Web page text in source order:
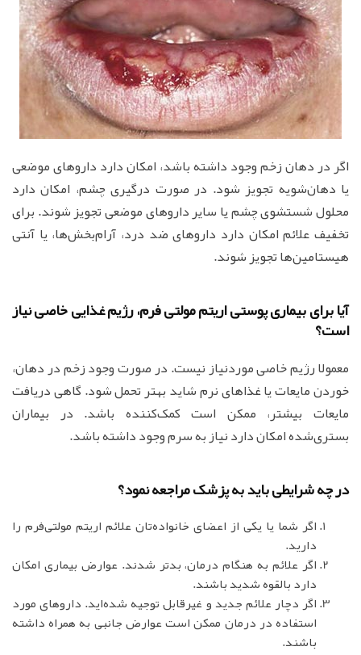
اگر در دهان‌ زخم‌ وجود داشته‌ باشد، امکان‌ دارد داروهای‌ موضعی‌
یا دهان‌شویه‌ تجویز شود. در صورت‌ درگیری‌ چشم‌، امکان‌ دارد
محلول‌ شستشوی‌ چشم‌ یا سایر داروهای‌ موضعی‌ تجویز شوند. برای‌
تخفیف‌ علائم‌ امکان‌ دارد داروهای‌ ضد درد، آرام‌بخش‌ها، یا آنتی
هیستامین‌ها تجویز شوند.
آیا برای بیماری پوستی اریتم مولتی فرم، رژیم‌ غذایی‌ خاصی نیاز
است؟
معمولا رژیم‌ خاصی‌ موردنیاز نیست‌. در صورت‌ وجود زخم‌ در دهان‌،
خوردن‌ مایعات‌ یا غذاهای‌ نرم‌ شاید بهتر تحمل‌ شود. گاهی‌ دریافت‌
مایعات‌ بیشتر، ممکن‌ است‌ کمک‌کننده‌ باشد. در بیماران‌
بستری‌شده‌ امکان‌ دارد نیاز به‌ سرم‌ وجود داشته‌ باشد.
در چه شرایطی باید به پزشک مراجعه نمود؟
اگر شما یا یکی از اعضای‌ خانواده‌‌تان علائم اریتم‌ مولتی‌فرم‌ را
دارید.
اگر علائم‌ به‌ هنگام‌ درمان‌، بدتر شدند. عوارض‌ بیماری‌ امکان‌
دارد بالقوه‌ شدید باشند.
اگر دچار علائم‌ جدید و غیرقابل توجیه شده‌اید‌. داروهای‌ مورد
استفاده‌ در درمان‌ ممکن‌ است‌ عوارض‌ جانبی‌ به همراه‌ داشته‌
باشند.